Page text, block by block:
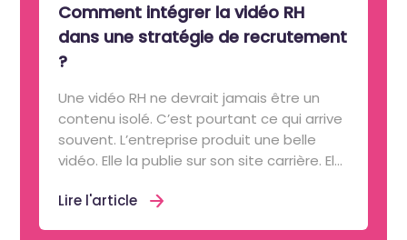
Comment intégrer la vidéo RH
dans une stratégie de recrutement
?
Une vidéo RH ne devrait jamais être un
contenu isolé. C’est pourtant ce qui arrive
souvent. L’entreprise produit une belle
vidéo. Elle la publie sur son site carrière. El...
Lire l'article